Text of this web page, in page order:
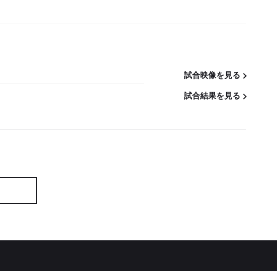
試合映像を見る
試合結果を見る